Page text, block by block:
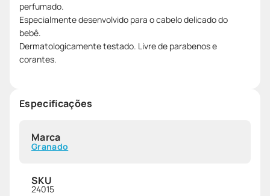
perfumado.
Especialmente desenvolvido para o cabelo delicado do
bebê.
Dermatologicamente testado. Livre de parabenos e
corantes.
Especificações
Marca
Granado
SKU
24015